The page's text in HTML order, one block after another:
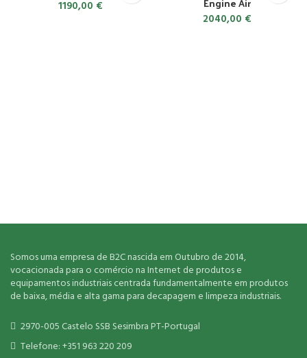
1190,00 €
2040,00 €
Somos uma empresa de B2C nascida em Outubro de 2014,
vocacionada para o comércio na Internet de produtos e
equipamentos industriais centrada fundamentalmente em produtos
de baixa, média e alta gama para decapagem e limpeza industriais.
2970-005 Castelo SSB Sesimbra PT-Portugal
Telefone: +351 963 220 209